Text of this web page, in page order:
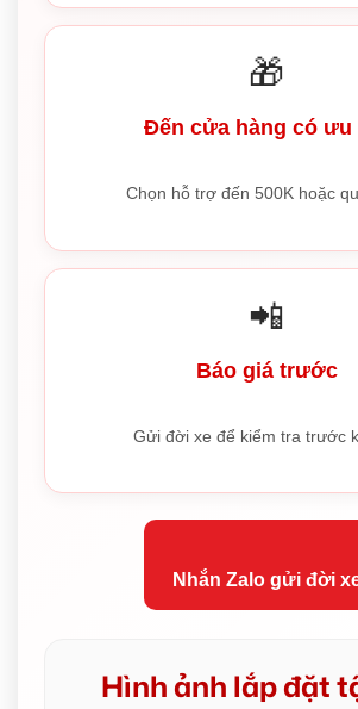
🎁
Đến cửa hàng có ưu
Chọn hỗ trợ đến 500K hoặc
📲
Báo giá trước
Gửi đời xe để kiểm tra trước
Nhắn Zalo gửi đời
Hình ảnh lắp đặt